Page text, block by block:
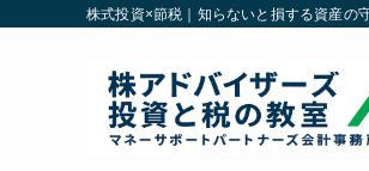
株式投資×節税｜知らないと損する資産の